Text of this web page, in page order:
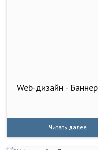
Web-дизайн -
Читать далее